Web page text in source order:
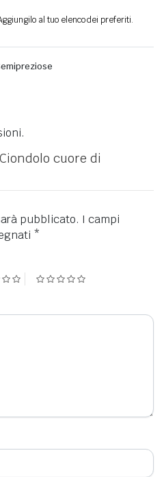
al tuo elenco dei preferiti.
cuore di
pubblicato. I campi
*